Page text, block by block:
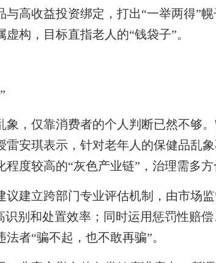
高收益投资绑定，打出“一举两得”
构，目标直指老人的“钱袋子”。
，仅靠消费者的个人判断已然不够。
雷安琪表示，针对老年人的保健品乱
度较高的“灰色产业链”，治理需多方
建立跨部门专业评估机制，由市场监
别和处置效率；同时运用惩罚性赔偿
者“骗不起，也不敢再骗”。